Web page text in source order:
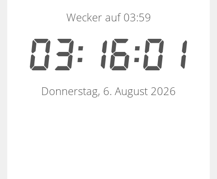
03:16:02
Wecker auf 03:59
Donnerstag, 6. August 2026